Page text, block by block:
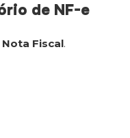
de NF-e
Nota Fiscal.